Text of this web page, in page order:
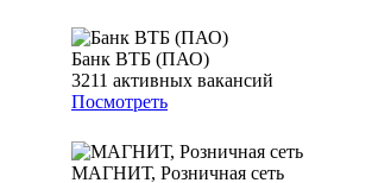
Банк ВТБ (ПАО)
3211 активных вакансий
Посмотреть
МАГНИТ, Розничная сеть